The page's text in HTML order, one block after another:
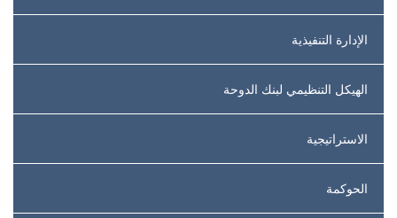
الإدارة التنفيذية
الهيكل التنظيمي لبنك الدوحة
الاستراتيجية
الحوكمة